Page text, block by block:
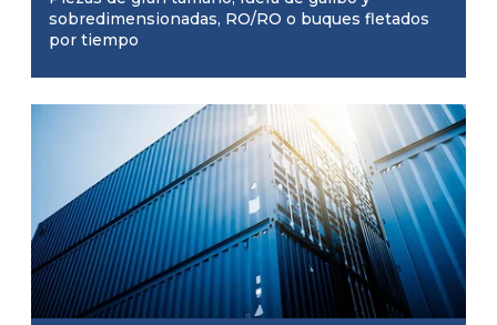
sobredimensionadas, RO/RO o buques fletados
por tiempo